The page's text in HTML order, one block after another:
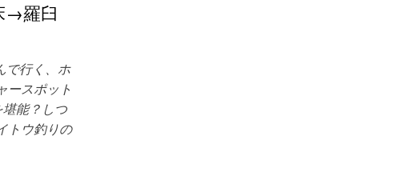
→羅臼
で行く、ホ
ースポット
能？しつ
トウ釣りの